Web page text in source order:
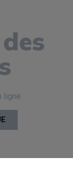
ligne